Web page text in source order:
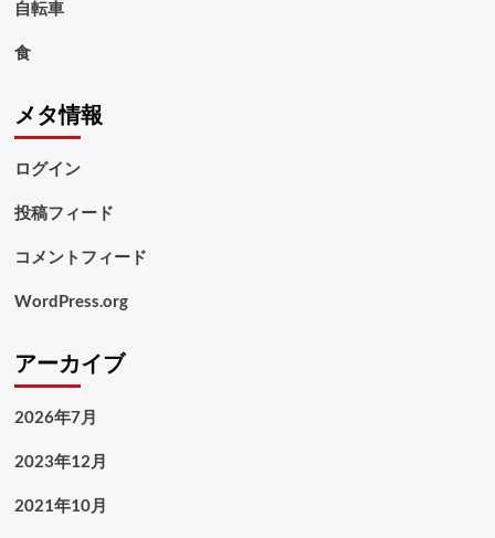
自転車
食
メタ情報
ログイン
投稿フィード
コメントフィード
WordPress.org
アーカイブ
2026年7月
2023年12月
2021年10月